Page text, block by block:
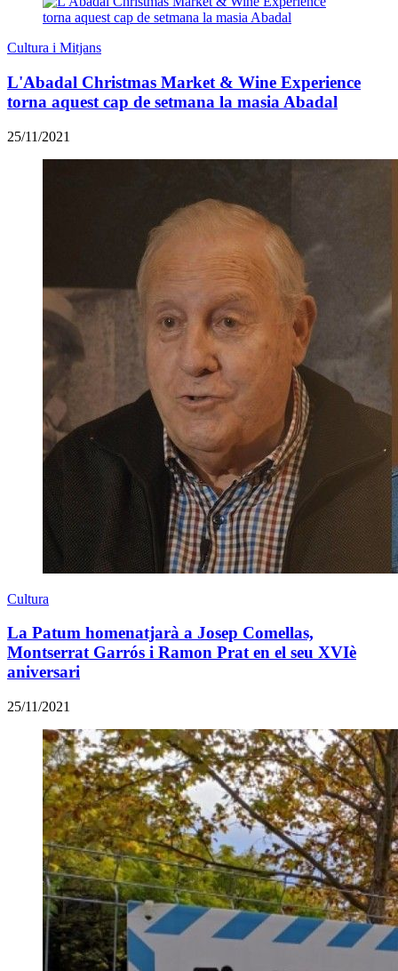
Cultura i Mitjans
L'Abadal Christmas Market & Wine Experience
torna aquest cap de setmana la masia Abadal
25/11/2021
Cultura
La Patum homenatjarà a Josep Comellas,
Montserrat Garrós i Ramon Prat en el seu XVIè
aniversari
25/11/2021